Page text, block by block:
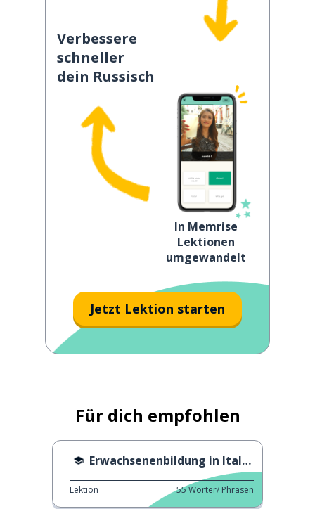
Verbessere
schneller
dein Russisch
In Memrise
Lektionen
umgewandelt
Jetzt Lektion starten
Für dich empfohlen
Erwachsenenbildung in Italien
Lektion 55Wörter/ Phrasen